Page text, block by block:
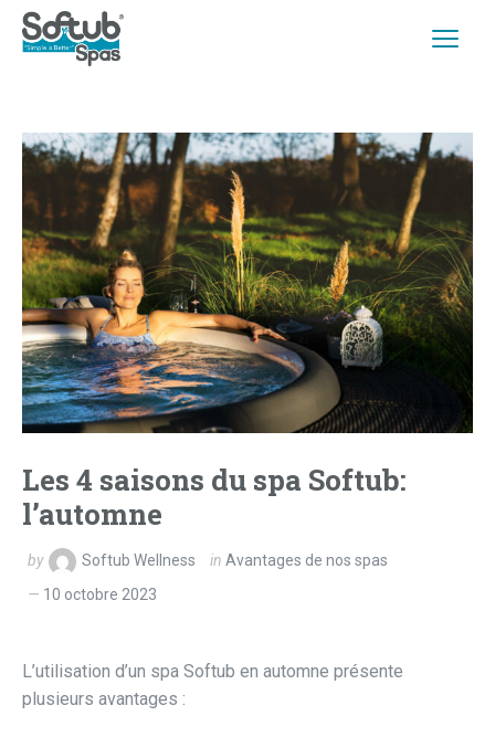
Les 4 saisons du spa Softub:
l’automne
by Softub Wellness in Avantages de nos spas
10 octobre 2023
L’utilisation d’un spa Softub en automne présente
plusieurs avantages :